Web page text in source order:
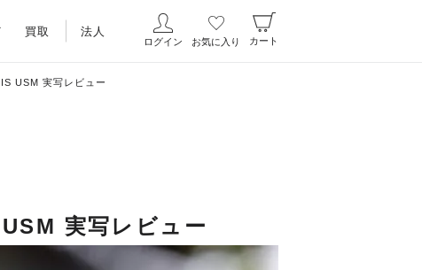
買取 法人
ログイン お気に入り カート
USM 実写レビュー
実写レビュー